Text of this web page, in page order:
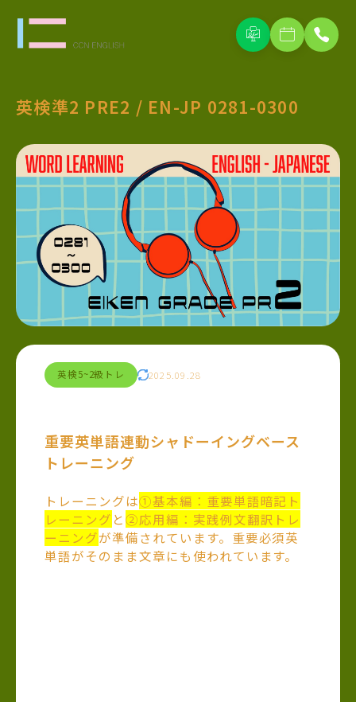
英検準2 PRE2 / EN-JP 0281-0300
2025.09.28
英検5~2級トレ
重要英単語連動シャドーイングベース
トレーニング
トレーニングは①基本編：重要単語暗記ト
レーニング と②応用編：実践例文翻訳トレ
ーニングが準備されています。重要必須英
単語がそのまま文章にも使われています。